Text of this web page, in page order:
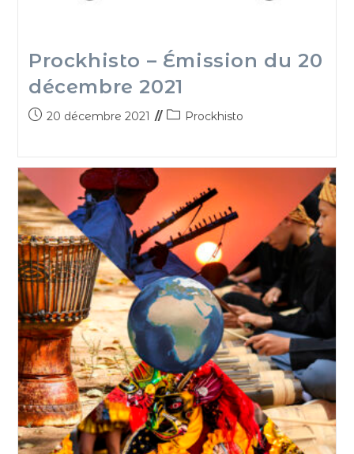
Prockhisto – Émission du 20
décembre 2021
20 décembre 2021 Prockhisto